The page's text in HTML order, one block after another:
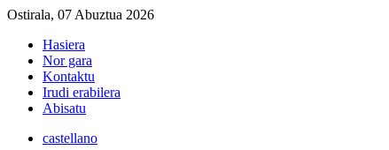
Ostirala, 07 Abuztua 2026
Hasiera
Nor gara
Kontaktu
Irudi erabilera
Abisatu
castellano